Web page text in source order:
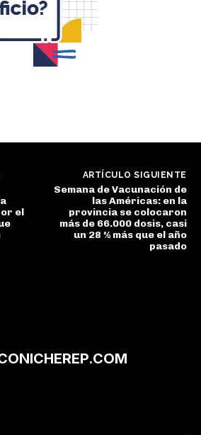
el
ARTÍCULO SIGUIENTE
Semana de Vacunación de
las Américas: en la
provincia se colocaron
más de 66.000 dosis, casi
un 28 % más que el año
pasado